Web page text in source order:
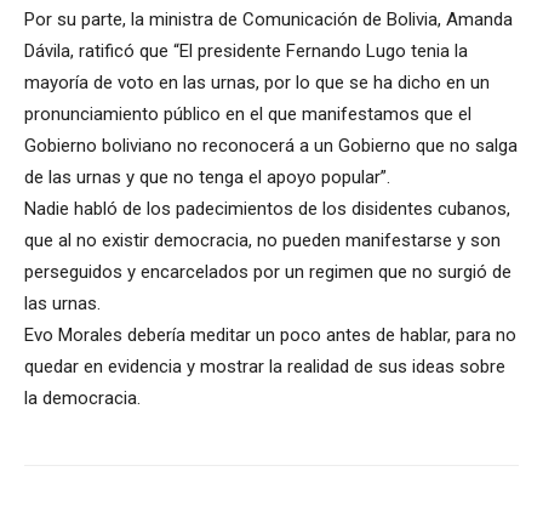
Por su parte, la ministra de Comunicación de Bolivia, Amanda
Dávila, ratificó que “El presidente Fernando Lugo tenia la
mayoría de voto en las urnas, por lo que se ha dicho en un
pronunciamiento público en el que manifestamos que el
Gobierno boliviano no reconocerá a un Gobierno que no salga
de las urnas y que no tenga el apoyo popular”.
Nadie habló de los padecimientos de los disidentes cubanos,
que al no existir democracia, no pueden manifestarse y son
perseguidos y encarcelados por un regimen que no surgió de
las urnas.
Evo Morales debería meditar un poco antes de hablar, para no
quedar en evidencia y mostrar la realidad de sus ideas sobre
la democracia.